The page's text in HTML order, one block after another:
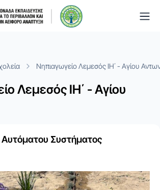
Νηπιαγωγείο Λεμεσός ΙΗ΄ - Αγίου
Λεμεσός ΙΗ΄ - Αγίου
Συστήματος